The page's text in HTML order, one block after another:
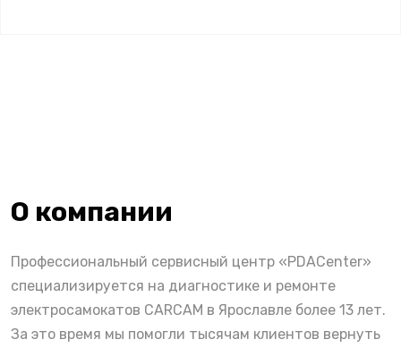
О компании
Профессиональный сервисный центр «PDACenter»
специализируется на диагностике и ремонте
электросамокатов CARCAM в Ярославле более 13 лет.
За это время мы помогли тысячам клиентов вернуть